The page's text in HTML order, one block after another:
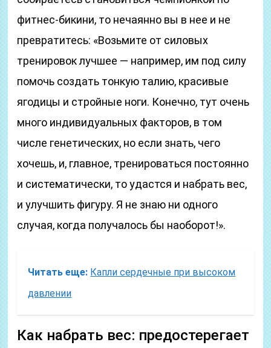
фитнес-бикини, то нечаянно вы в нее и не
превратитесь: «Возьмите от силовых
тренировок лучшее — например, им под силу
помочь создать тонкую талию, красивые
ягодицы и стройные ноги. Конечно, тут очень
много индивидуальных факторов, в том
числе генетических, но если знать, чего
хочешь, и, главное, тренироваться постоянно
и систематически, то удастся и набрать вес,
и улучшить фигуру. Я не знаю ни одного
случая, когда получалось бы наоборот!».
Читать еще: Капли сердечные при высоком
давлении
Как набрать вес: предостерегает